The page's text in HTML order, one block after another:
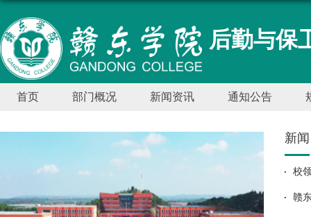
后勤与保
首页 部门概况 新闻资讯 通知公告
新闻
校
赣